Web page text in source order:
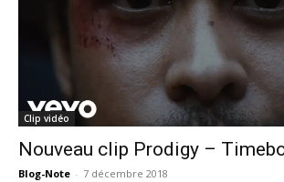
Clip vidéo
Nouveau clip Prodigy –
Blog-Note - 7 décembre 2018